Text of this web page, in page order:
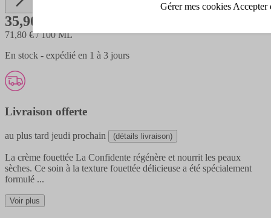
35,90 €
71,80 €/ 100 ML
En stock - expédié en 1 à 3 jours
Livraison offerte
au plus tard jeudi prochain (détails livraison)
La crème fouettée La Confidente régénère et nourrit les peaux
sèches. Ce soin à la texture fouettée délicieuse a été spécialement
formulé ...
Voir plus
Gérer mes cookies Accepter